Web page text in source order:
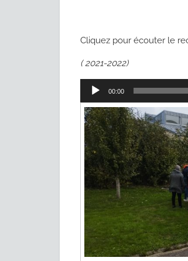
Cliquez pour écouter le
( 2021-2022)
Lecteur
00:00